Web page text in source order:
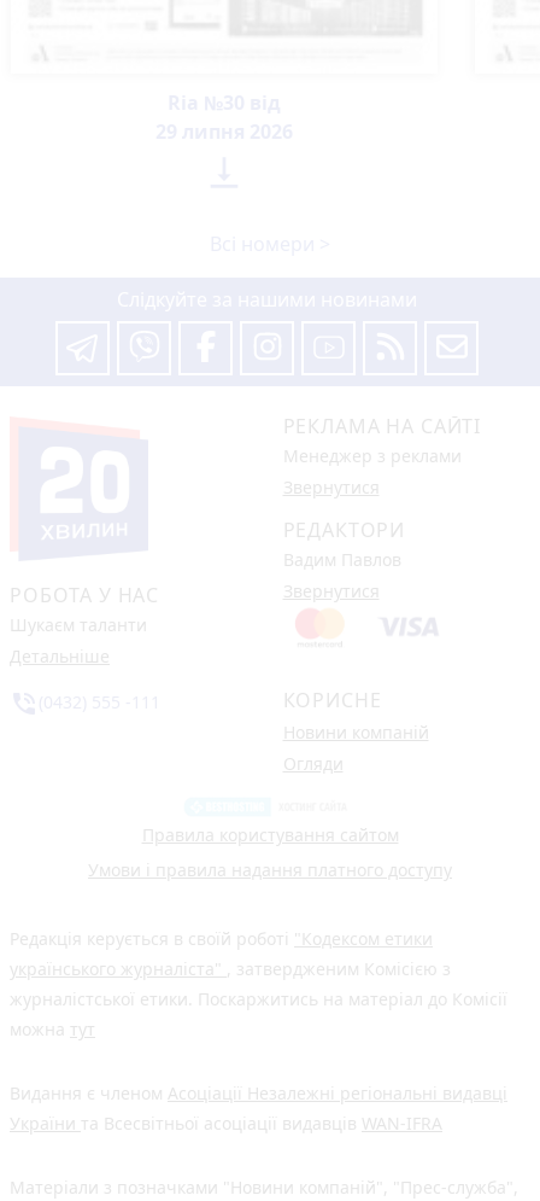
РОБОТА У НАС
Шукаєм таланти
Детальніше
РЕКЛАМА НА САЙТІ
Менеджер з реклами
Звернутися
РЕДАКТОРИ
Вадим Павлов
Звернутися
КОРИСНЕ
Новини компаній
Огляди
Правила користування сайтом
Умови і правила надання платного доступу
Редакція керується в своїй роботі "Кодексом етики
українського журналіста" , затвердженим Комісією з
журналістської етики. Поскаржитись на матеріал до Комісії
можна тут
Видання є членом Асоціації Незалежні регіональні видавці
України та Всесвітньої асоціації видавців WAN-IFRA
Матеріали з позначками "Новини компаній", "Прес-служба",